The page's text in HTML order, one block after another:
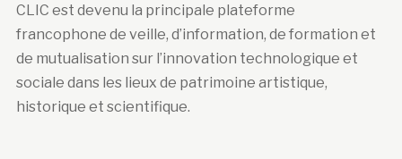
CLIC est devenu la principale plateforme
francophone de veille, d’information, de formation et
de mutualisation sur l’innovation technologique et
sociale dans les lieux de patrimoine artistique,
historique et scientifique.